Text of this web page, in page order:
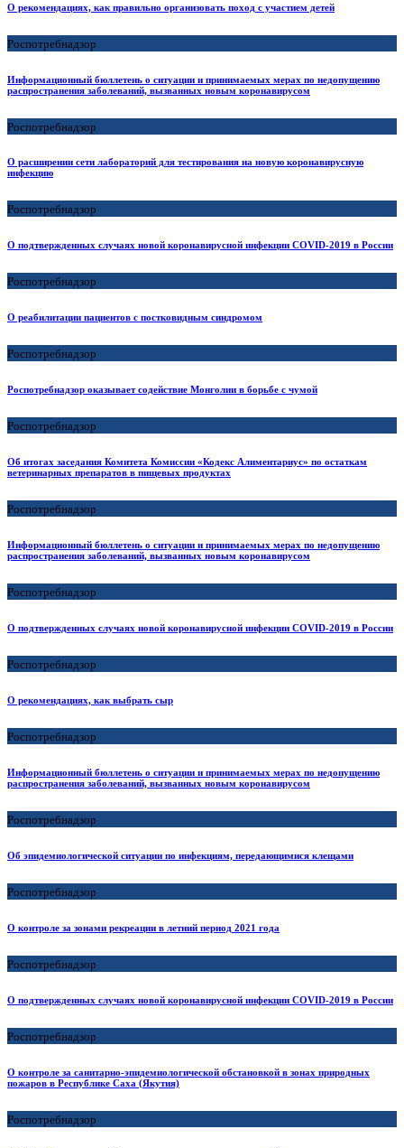
О рекомендациях, как правильно организовать поход с участием детей
Роспотребнадзор
Информационный бюллетень о ситуации и принимаемых мерах по недопущению
распространения заболеваний, вызванных новым коронавирусом
Роспотребнадзор
О расширении сети лабораторий для тестирования на новую коронавирусную
инфекцию
Роспотребнадзор
О подтвержденных случаях новой коронавирусной инфекции COVID-2019 в России
Роспотребнадзор
О реабилитации пациентов с постковидным синдромом
Роспотребнадзор
Роспотребнадзор оказывает содействие Монголии в борьбе с чумой
Роспотребнадзор
Об итогах заседания Комитета Комиссии «Кодекс Алиментариус» по остаткам
ветеринарных препаратов в пищевых продуктах
Роспотребнадзор
Информационный бюллетень о ситуации и принимаемых мерах по недопущению
распространения заболеваний, вызванных новым коронавирусом
Роспотребнадзор
О подтвержденных случаях новой коронавирусной инфекции COVID-2019 в России
Роспотребнадзор
О рекомендациях, как выбрать сыр
Роспотребнадзор
Информационный бюллетень о ситуации и принимаемых мерах по недопущению
распространения заболеваний, вызванных новым коронавирусом
Роспотребнадзор
Об эпидемиологической ситуации по инфекциям, передающимися клещами
Роспотребнадзор
О контроле за зонами рекреации в летний период 2021 года
Роспотребнадзор
О подтвержденных случаях новой коронавирусной инфекции COVID-2019 в России
Роспотребнадзор
О контроле за санитарно-эпидемиологической обстановкой в зонах природных
пожаров в Республике Саха (Якутия)
Роспотребнадзор